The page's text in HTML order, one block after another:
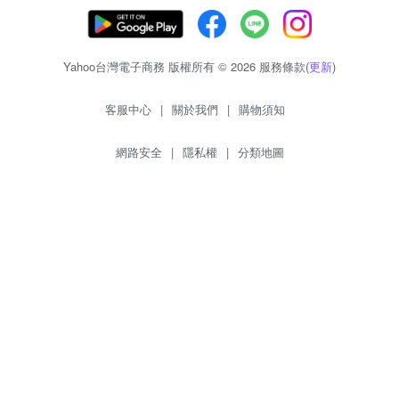
Yahoo台灣電子商務 版權所有 © 2026 服務條款(更新)
客服中心 | 關於我們 | 購物須知
網路安全 | 隱私權 | 分類地圖